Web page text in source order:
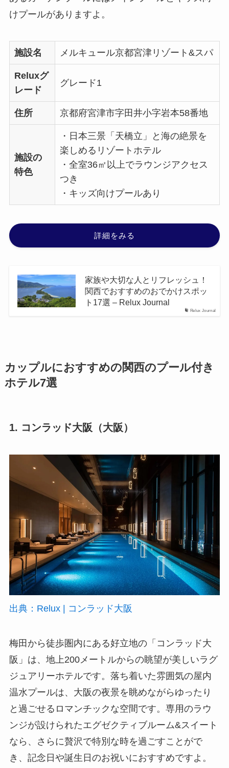
けプールがありますよ。
施設名 メルキュール京都宮津リゾート&スパ
Reluxグ
レード
グレード1
住所 京都府宮津市字田井小字岩本58番地
施設の
特色
・日本三景「天橋立」と海の絶景を
楽しめるリゾートホテル
・全室36㎡以上でラウンジアクセス
つき
・キッズ向けプールあり
詳細をみる
Relux Journal
家族や大切な人とリフレッシュ！
関西でおすすめのおでかけスポッ
ト17選 – Relux Journal
カップルにおすすめの関西のプール付き
ホテル7選
1. コンラッド大阪（大阪）
出典：Relux | コンラッド大阪
梅田から徒歩圏内にある好立地の「コンラッド大
阪」は、地上200メートルからの眺望が美しいラグ
ジュアリーホテルです。落ち着いた雰囲気の屋内
温水プールは、大阪の夜景を眺めながらゆったり
と過ごせるロマンチックな空間です。専用のラウ
ンジが設けられたエグゼクティブルーム&スイート
なら、さらに贅沢で特別な時を過ごすことがで
き、記念日や誕生日のお祝いにおすすめですよ。